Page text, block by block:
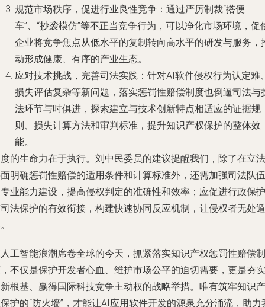
规范市场秩序，促进行业良性竞争 ：通过严厉制裁“搭便
车”、“抄袭模仿”等不正当竞争行为，可以净化市场环境，促
企业将竞争焦点从低水平的复制转向高水平的研发与服务，
动形成健康、有序的产业生态。
应对技术挑战，完善司法实践 ：针对AI软件侵权行为认定难
损失评估复杂等新问题，落实惩罚性赔偿制度也倒逼司法与
法环节与时俱进，探索建立与技术创新特点相适应的证据规
则、损失计算方法和审判标准，提升知识产权保护的整体效
能。
的生命力在于执行。刘中民委员的建议提醒我们，除了在立法
明确惩罚性赔偿的适用条件和计算标准外，还需加强司法队伍
业能力建设，提高侵权判定的准确性和效率；应促进行政保护
法保护的有效衔接，构建快速协同反应机制，让侵权者无处遁
工智能浪潮席卷全球的今天，抓紧落实知识产权惩罚性赔偿制
不仅是保护开发者心血、维护市场公平的迫切需要，更是夯实
根基、赢得国际科技竞争主动权的战略举措。唯有筑牢知识产
护的“防火墙”，才能让AI应用软件开发的源泉充分涌流，助力